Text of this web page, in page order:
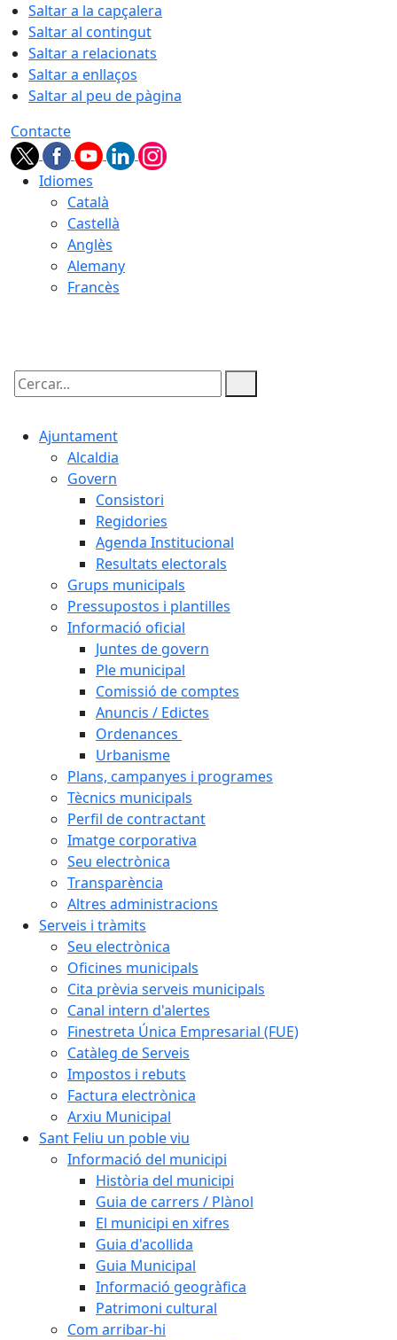
Saltar a la capçalera
Saltar al contingut
Saltar a relacionats
Saltar a enllaços
Saltar al peu de pàgina
Contacte
Idiomes
Català
Castellà
Anglès
Alemany
Francès
Cercar:
Ajuntament
Alcaldia
Govern
Consistori
Regidories
Agenda Institucional
Resultats electorals
Grups municipals
Pressupostos i plantilles
Informació oficial
Juntes de govern
Ple municipal
Comissió de comptes
Anuncis / Edictes
Ordenances
Urbanisme
Plans, campanyes i programes
Tècnics municipals
Perfil de contractant
Imatge corporativa
Seu electrònica
Transparència
Altres administracions
Serveis i tràmits
Seu electrònica
Oficines municipals
Cita prèvia serveis municipals
Canal intern d'alertes
Finestreta Única Empresarial (FUE)
Catàleg de Serveis
Impostos i rebuts
Factura electrònica
Arxiu Municipal
Sant Feliu un poble viu
Informació del municipi
Història del municipi
Guia de carrers / Plànol
El municipi en xifres
Guia d'acollida
Guia Municipal
Informació geogràfica
Patrimoni cultural
Com arribar-hi